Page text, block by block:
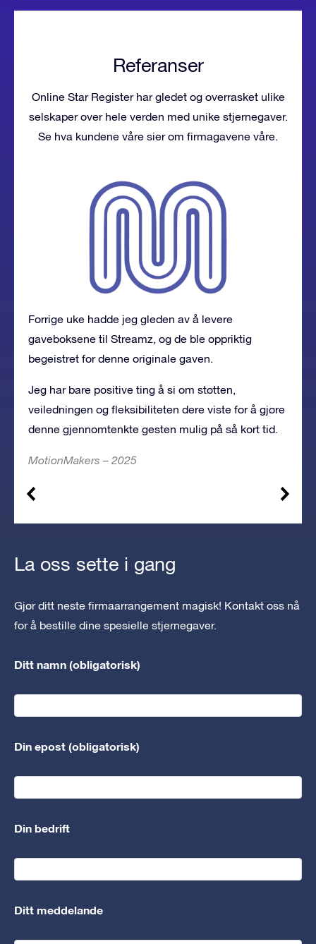
Referanser
Online Star Register har gledet og overrasket ulike
selskaper over hele verden med unike stjernegaver.
Se hva kundene våre sier om firmagavene våre.
Forrige uke hadde jeg gleden av å levere
gaveboksene til Streamz, og de ble oppriktig
begeistret for denne originale gaven.
Jeg har bare positive ting å si om støtten,
veiledningen og fleksibiliteten dere viste for å gjøre
denne gjennomtenkte gesten mulig på så kort tid.
MotionMakers – 2025
La oss sette i gang
Gjør ditt neste firmaarrangement magisk! Kontakt oss nå
for å bestille dine spesielle stjernegaver.
Ditt namn (obligatorisk)
Din epost (obligatorisk)
Din bedrift
Ditt meddelande